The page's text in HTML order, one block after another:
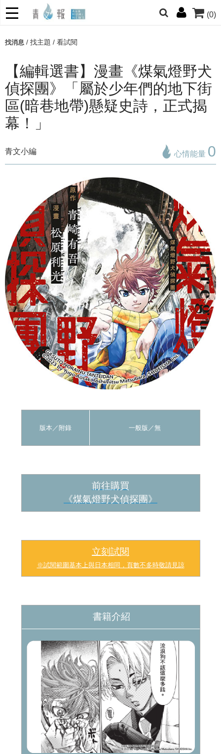
(0)
朋友們，提高警覺！
找消息 / 找主題 / 看試閱
【編輯選書】漫畫《煤氣燈野犬
偵探團》「屬於少年們的地下街
區(暗巷地帶)懸疑史詩，正式揭
幕！」
青文小編 心情能量 0
版本／ 附錄 一般版 ／無
前往購買
《煤氣燈野犬偵探團》
立刻試閱
※試閱範圍基本上與日本相同，頁數不多時敬請見諒
書籍介紹